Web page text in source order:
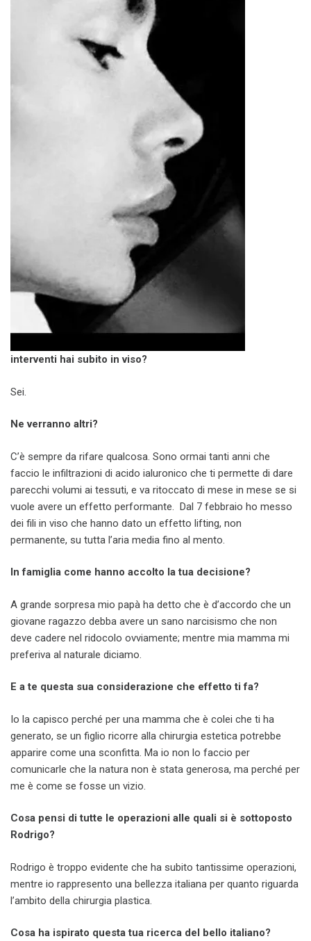
interventi hai subito in viso?
Sei.
Ne verranno altri?
C’è sempre da rifare qualcosa. Sono ormai tanti anni che
faccio le infiltrazioni di acido ialuronico che ti permette di dare
parecchi volumi ai tessuti, e va ritoccato di mese in mese se si
vuole avere un effetto performante. Dal 7 febbraio ho messo
dei fili in viso che hanno dato un effetto lifting, non
permanente, su tutta l’aria media fino al mento.
In famiglia come hanno accolto la tua decisione?
A grande sorpresa mio papà ha detto che è d’accordo che un
giovane ragazzo debba avere un sano narcisismo che non
deve cadere nel ridocolo ovviamente; mentre mia mamma mi
preferiva al naturale diciamo.
E a te questa sua considerazione che effetto ti fa?
Io la capisco perché per una mamma che è colei che ti ha
generato, se un figlio ricorre alla chirurgia estetica potrebbe
apparire come una sconfitta. Ma io non lo faccio per
comunicarle che la natura non è stata generosa, ma perché per
me è come se fosse un vizio.
Cosa pensi di tutte le operazioni alle quali si è sottoposto
Rodrigo?
Rodrigo è troppo evidente che ha subito tantissime operazioni,
mentre io rappresento una bellezza italiana per quanto riguarda
l’ambito della chirurgia plastica.
Cosa ha ispirato questa tua ricerca del bello italiano?